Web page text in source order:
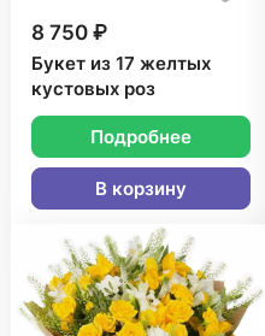
8 750 ₽
Букет из 17 желтых
кустовых роз
Подробнее
В корзину